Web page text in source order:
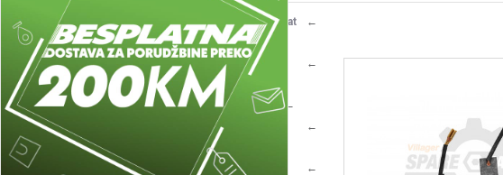
Delovi električnih uređaja - pneumatski alat
(13)
Stacionarne mašine - dijagonalne testere
(18)
Delovi električnih uređaja - dizalice (18)
Delovi električnih uređaja - kompresori
(269)
Delovi električnih uređaja - ugaone